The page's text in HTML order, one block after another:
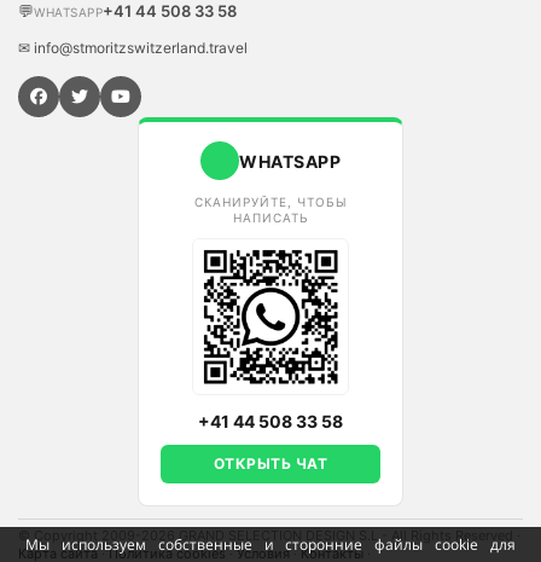
Мы используем собственные и сторонние файлы cookie для
💬WHATSAPP+41 44 508 33 58
✉ info@stmoritzswitzerland.travel
WHATSAPP
СКАНИРУЙТЕ, ЧТОБЫ
НАПИСАТЬ
+41 44 508 33 58
ОТКРЫТЬ ЧАТ
© Copyright 2009-2026 GRAND SELECTION DESIGN S.L - All Rights Reserved
Карта сайта·Политика cookies ·Условия· Контакты